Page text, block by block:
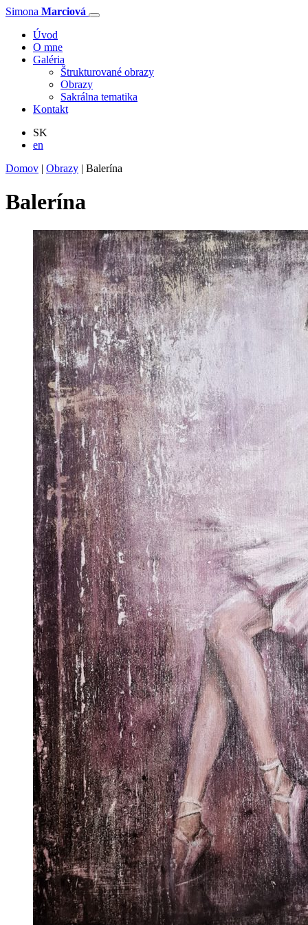
Simona Marciová
Úvod
O mne
Galéria
Štrukturované obrazy
Obrazy
Sakrálna tematika
Kontakt
SK
en
Domov | Obrazy | Balerína
Balerína